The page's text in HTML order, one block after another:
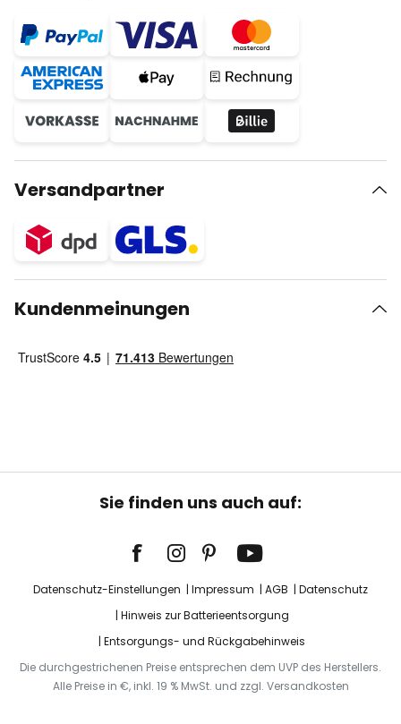
Versandpartner
Kundenmeinungen
Sie finden uns auch auf:
Datenschutz-Einstellungen Impressum AGB
Datenschutz
Hinweis zur Batterieentsorgung
Entsorgungs- und Rückgabehinweis
Die durchgestrichenen Preise entsprechen dem UVP des Herstellers.
Alle Preise in €, inkl. 19 % MwSt. und zzgl. Versandkosten